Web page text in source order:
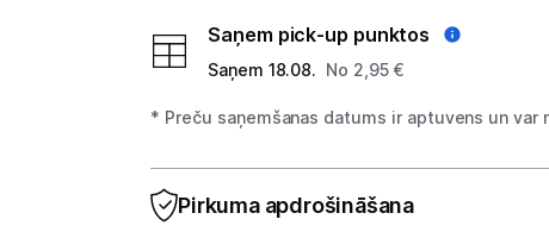
Gaming krēsli un galdi
Monitoru stiprinājumi
Spēļu konsoles un piederumi
Saņem pick-up punktos
Saņem 18.08. No 2,95 €
* Preču saņemšanas datums ir aptuvens un var
Pirkuma apdrošināšana